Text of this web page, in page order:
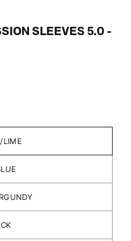
SLEEVES 5.0 -
LIME